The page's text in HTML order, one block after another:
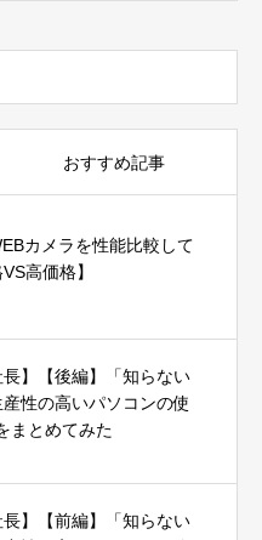
おすすめ記事
カメラを性能比較して
高価格】
長】【後編】「知らない
性の高いパソコンの使
まとめてみた
長】【前編】「知らない